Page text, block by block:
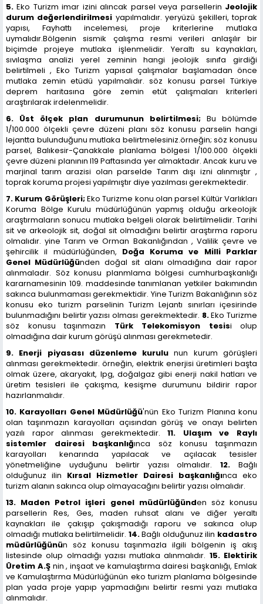
5. Eko Turizm imar izini alıncak parsel veya parsellerin Jeolojik
durum değerlendirilmesi yapılmalıdır. yeryüzü şekilleri, toprak
yapısı, Fayhattı incelemesi, proje kriterlerine mutlaka
uymalıdır.Bölgenin sismik çalışma resmi verileri anlaşılır bir
biçimde projeye mutlaka işlenmelidir. Yeraltı su kaynakları,
sıvılaşma analizi yerel zeminin hangi jeolojik sınıfa girdiği
belirtilmeli , Eko Turizm yapısal çalışmalar başlamadan önce
mutlaka zemin etüdü yapılmalıdır. söz konusu parsel Türkiye
deprem haritasına göre zemin etüt çalışmaları kriterleri
araştırılarak irdelenmelidir.
6. Üst ölçek plan durumunun belirtilmesi; Bu bölümde
1/100.000 ölçekli çevre düzeni planı söz konusu parselin hangi
lejantta bulunduğunu mutlaka belirtmelesiniz.örneğin; söz konusu
parsel, Balıkesir-Çanakkale planlama bölgesi 1/100.000 ölçekli
çevre düzeni planının I19 Paftasında yer almaktadır. Ancak kuru ve
marjinal tarım arazisi olan parselde Tarım dışı izni alınmıştır ,
toprak koruma projesi yapılmıştır diye yazılması gerekmektedir.
7. Kurum Görüşleri;Eko Turizme konu olan parsel Kültür Varlıkları
Koruma Bölge Kurulu müdürlüğünün yapmış olduğu arkeolojik
araştırmaların sonucu mutlaka belgeli olarak belirtilmelidir. Tarihi
sit ve arkeolojik sit, doğal sit olmadığını belirtir araştırma raporu
olmalıdır. yine Tarım ve Orman Bakanlığından , Valilik çevre ve
şehircilik il müdürlüğünden, Doğa Koruma ve Milli Parklar
Genel Müdürlüğünden doğal sit alanı olmadığına dair rapor
alınmaladır. Söz konusu planmlama bölgesi cumhurbaşkanlığı
kararnamesinin 109. maddesinde tanımlanan yetkiler bakımındın
sakınca bulunmaması gerekmektidir. Yine Turizm Bakanlığının söz
konusu eko turizm parselinin Turizm Lejantı sınırları içesirinde
bulunmadığını belirtir yazısı olması gerekmektedir. 8.Eko Turizme
söz konusu taşınmazın Türk Telekomisyon tesisi olup
olmadığına dair kurum görüşü alınması gerekmetedir.
9. Enerji piyasası düzenleme kurulu nun kurum görüşleri
alınması gerekmektedir. örneğin, elektrik enerjisi üretimleri başta
olmak üzere, akaryakıt, lpg, doğalgaz gibi enerji nakil hatları ve
üretim tesisleri ile çakışma, kesişme durumunu bildirir rapor
hazırlanmalıdır.
10. Karayolları Genel Müdürlüğü'nün Eko Turizm Planına konu
olan taşınmazın karayolları açısından görüş ve onayı belirten
yazılı rapor alınması gerekmektedir.11. Ulaşım ve Raylı
sistemler dairesi başkanlığınca söz konusu taşınmazın
karayolları kenarında yapılacak ve açılacak tesisler
yönetmeliğine uyduğunu belirtir yazısı olmalıdır.12. Bağlı
olduğunuz ilin Kırsal Hizmetler Dairesi başkanlığınca eko
turizm alanın sakınca olup olmayacağını belirtir yazısı olmalıdır.
13. Maden Petrol işleri genel müdürlüğünden söz konusu
parsellerin Res, Ges, maden ruhsat alanı ve diğer yeraltı
kaynakları ile çakışıp çakışmadığı raporu ve sakınca olup
olmadığı mutlaka belirtilmelidir. 14.Bağlı olduğunuz ilin kadastro
müdürlüğünün söz konusu taşınmazla ilgili bölgenin iş akış
listesinde olup olmadığı yazısı mutlaka alınmalıdır. 15. Elektirik
Üretim A.Şnin , inşaat ve kamulaştırma dairesi başkanlığı, Emlak
ve Kamulaştırma Müdürlüğünün eko turizm planlama bölgesinde
plan yada proje yapıp yapmadığını belirtir resmi yazı mutlaka
alınmalıdır.